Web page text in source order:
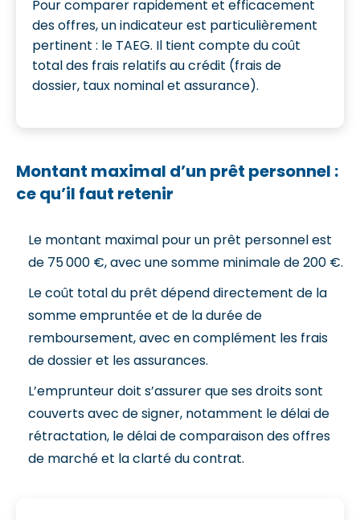
Pour comparer rapidement et efficacement
des offres, un indicateur est particulièrement
pertinent : le TAEG. Il tient compte du coût
total des frais relatifs au crédit (frais de
dossier, taux nominal et assurance).
Montant maximal d’un prêt personnel :
ce qu’il faut retenir
Le montant maximal pour un prêt personnel est
de 75 000 €, avec une somme minimale de 200 €.
Le coût total du prêt dépend directement de la
somme empruntée et de la durée de
remboursement, avec en complément les frais
de dossier et les assurances.
L’emprunteur doit s’assurer que ses droits sont
couverts avec de signer, notamment le délai de
rétractation, le délai de comparaison des offres
de marché et la clarté du contrat.